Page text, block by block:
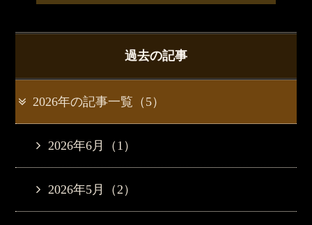
過去の記事
2026年の記事一覧（5）
2026年6月（1）
2026年5月（2）